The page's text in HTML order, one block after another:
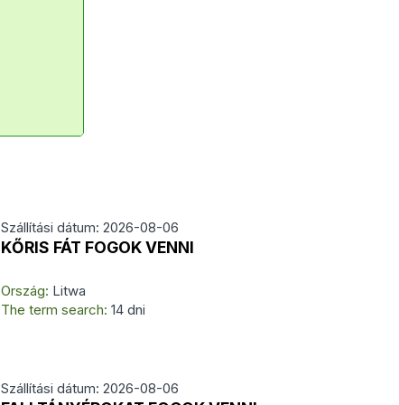
Szállítási dátum: 2026-08-06
KŐRIS FÁT FOGOK VENNI
Ország: Litwa
The term search: 14 dni
Szállítási dátum: 2026-08-06